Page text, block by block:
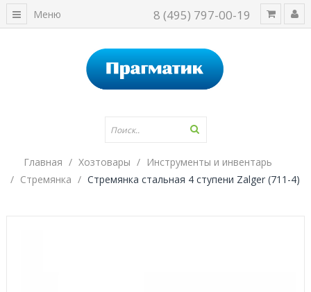
8 (495) 797-00-19
Меню
Главная Хозтовары
Инструменты и инвентарь
Стремянка
Стремянка стальная 4 ступени Zalger (711-4)